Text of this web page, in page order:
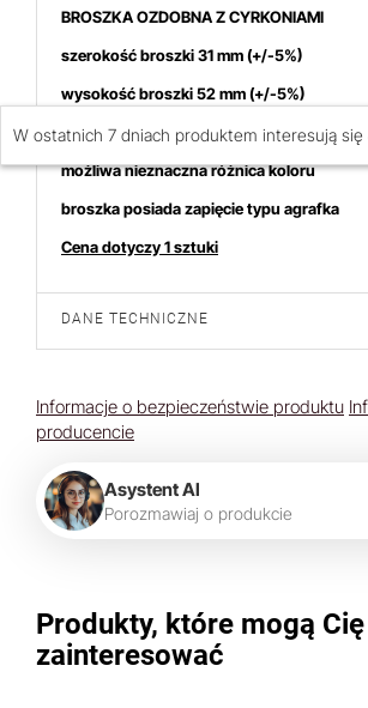
BROSZKA OZDOBNA Z CYRKONIAMI
szerokość broszki 31 mm(+/-5%)
wysokość broszki 52mm (+/-5%)
broszka w kolorze złota
możliwa nieznaczna różnica koloru
broszka posiada zapięcie typu agrafka
Cena dotyczy 1 sztuki
DANE TECHNICZNE
Informacje o bezpieczeństwie produktu
producencie
Asystent AI
Porozmawiaj o produkcie
Produkty, które mogą Cię
zainteresować
W ostatnich 7 dniach produktem interesują się